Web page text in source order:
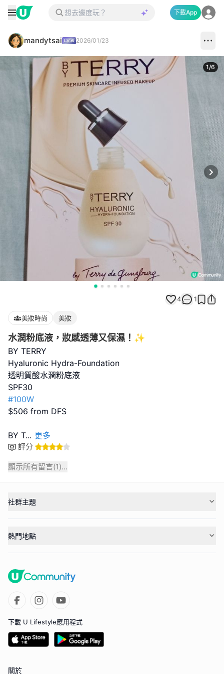
下載App
mandytsai 2026/01/23
1/6
4 1
美妝時尚 美妝
水潤粉底液，妝感透薄又保濕！✨
BY TERRY
Hyaluronic Hydra-Foundation
透明質酸水潤粉底液
#100W
$506 from DFS
BY T... 更多
評分
顯示所有留言(1)...
社群主題
熱門地點
下載 U Lifestyle應用程式
關於